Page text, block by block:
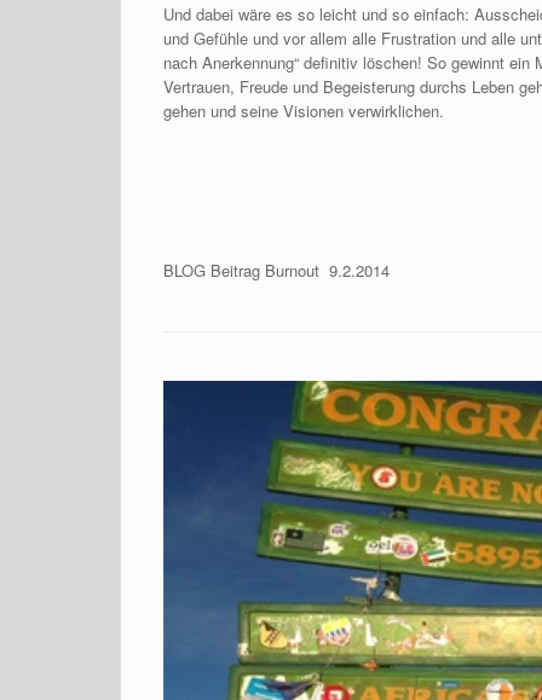
Und dabei wäre es so leicht und so einfach:
und Gefühle und vor allem alle Frustration und alle
nach Anerkennung“ definitiv löschen! So gewinnt
Vertrauen, Freude und Begeisterung durchs Leben
gehen und seine Visionen verwirklichen.
BLOG Beitrag Burnout 9.2.2014